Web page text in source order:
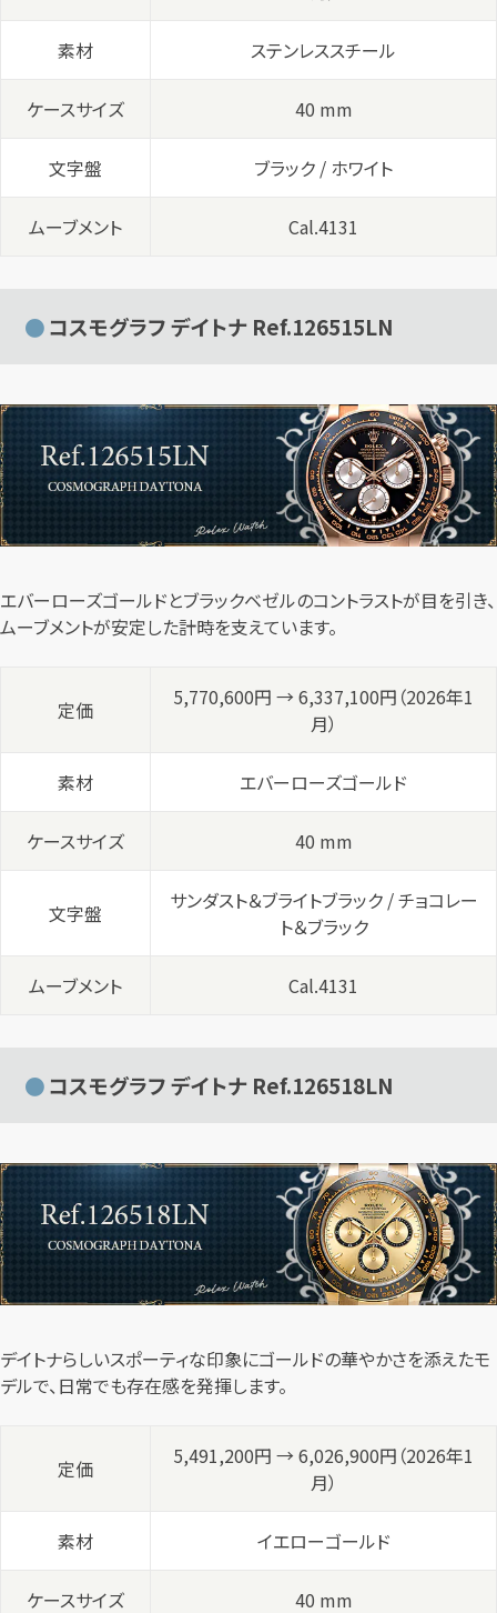
素材 ステンレススチール
ケースサイズ 40 mm
文字盤 ブラック / ホワイト
ムーブメント Cal.4131
コスモグラフ デイトナ Ref.126515LN
エバーローズゴールドとブラックベゼルのコントラストが目を引き、
ムーブメントが安定した計時を支えています。
定価
5,770,600円 → 6,337,100円（2026年1
月）
素材 エバーローズゴールド
ケースサイズ 40 mm
文字盤
サンダスト＆ブライトブラック / チョコレー
ト＆ブラック
ムーブメント Cal.4131
コスモグラフ デイトナ Ref.126518LN
デイトナらしいスポーティな印象にゴールドの華やかさを添えたモ
デルで、日常でも存在感を発揮します。
定価
5,491,200円 → 6,026,900円（2026年1
月）
素材 イエローゴールド
ケースサイズ 40 mm